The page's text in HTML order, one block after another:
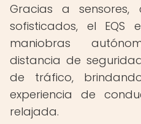
Gracias a
sofisticados, el EQS
maniobras
distancia de
de tráfico,
experiencia de
relajada.